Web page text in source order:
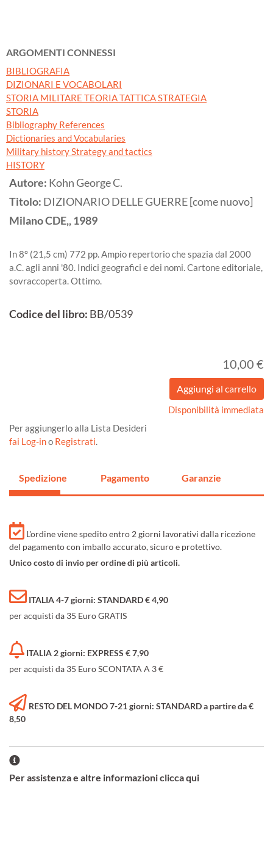
ARGOMENTI CONNESSI
BIBLIOGRAFIA
DIZIONARI E VOCABOLARI
STORIA MILITARE TEORIA TATTICA STRATEGIA
STORIA
Bibliography References
Dictionaries and Vocabularies
Military history Strategy and tactics
HISTORY
Autore: Kohn George C.
Titolo: DIZIONARIO DELLE GUERRE [come nuovo]
MilanoCDE,,1989
In 8° (21,5 cm) 772 pp. Ampio repertorio che spazia dal 2000
a.C. agli anni '80. Indici geografici e dei nomi. Cartone editoriale,
sovraccoperta. Ottimo.
Codice del libro: BB/0539
10,00 €
Disponibilità immediata
Per aggiungerlo alla Lista Desideri
fai Log-ino Registrati.
Spedizione Pagamento Garanzie
L'ordine viene spedito entro 2 giorni lavorativi dalla ricezione
del pagamento con imballo accurato, sicuro e protettivo.
Unico costo di invio per ordine di più articoli.
ITALIA 4-7 giorni: STANDARD € 4,90
per acquisti da 35 Euro GRATIS
ITALIA 2 giorni: EXPRESS € 7,90
per acquisti da 35 Euro SCONTATA A 3 €
RESTO DEL MONDO 7-21 giorni: STANDARD a partire da €
8,50
Per assistenza e altre informazioni clicca qui